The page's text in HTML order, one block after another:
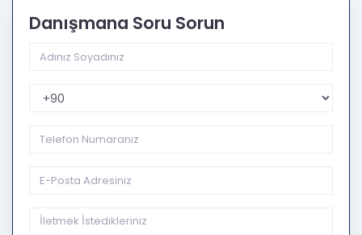
Danışmana Soru Sorun
Telefon Kodu